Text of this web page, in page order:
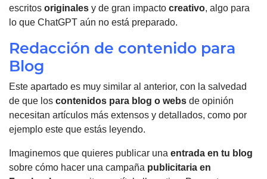
escritos originales y de gran impacto creativo, algo para
lo que ChatGPT aún no está preparado.
Redacción de contenido para
Blog
Este apartado es muy similar al anterior, con la salvedad
de que los contenidos para blog o webs de opinión
necesitan artículos más extensos y detallados, como por
ejemplo este que estás leyendo.
Imaginemos que quieres publicar una entrada en tu blog
sobre cómo hacer una campaña publicitaria en